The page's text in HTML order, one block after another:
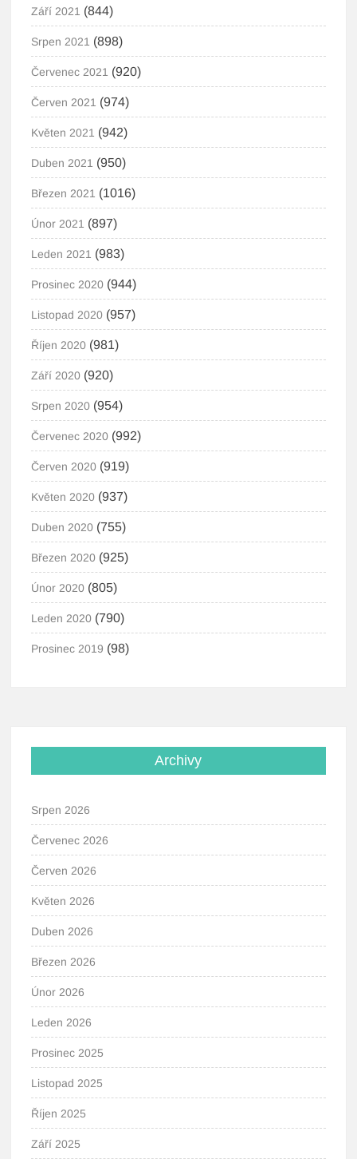
Září 2021 (844)
Srpen 2021 (898)
Červenec 2021 (920)
Červen 2021 (974)
Květen 2021 (942)
Duben 2021 (950)
Březen 2021 (1016)
Únor 2021 (897)
Leden 2021 (983)
Prosinec 2020 (944)
Listopad 2020 (957)
Říjen 2020 (981)
Září 2020 (920)
Srpen 2020 (954)
Červenec 2020 (992)
Červen 2020 (919)
Květen 2020 (937)
Duben 2020 (755)
Březen 2020 (925)
Únor 2020 (805)
Leden 2020 (790)
Prosinec 2019 (98)
Archivy
Srpen 2026
Červenec 2026
Červen 2026
Květen 2026
Duben 2026
Březen 2026
Únor 2026
Leden 2026
Prosinec 2025
Listopad 2025
Říjen 2025
Září 2025